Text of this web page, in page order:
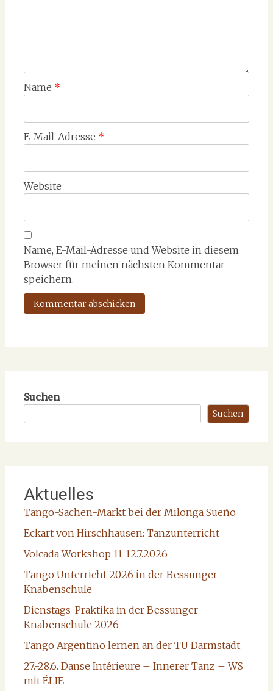
Name *
E-Mail-Adresse *
Website
Name, E-Mail-Adresse und Website in diesem
Browser für meinen nächsten Kommentar
speichern.
Suchen
Suchen
Aktuelles
Tango-Sachen-Markt bei der Milonga Sueño
Eckart von Hirschhausen: Tanzunterricht
Volcada Workshop 11-12.7.2026
Tango Unterricht 2026 in der Bessunger
Knabenschule
Dienstags-Praktika in der Bessunger
Knabenschule 2026
Tango Argentino lernen an der TU Darmstadt
27.-28.6. Danse Intérieure – Innerer Tanz – WS
mit ÉLIE